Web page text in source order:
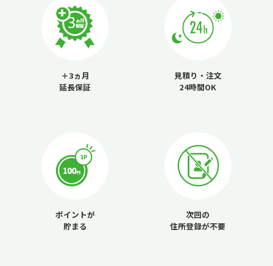
＋3ヵ月
延長保証
見積り・注文
24時間OK
ポイントが
貯まる
次回の
住所登録が不要